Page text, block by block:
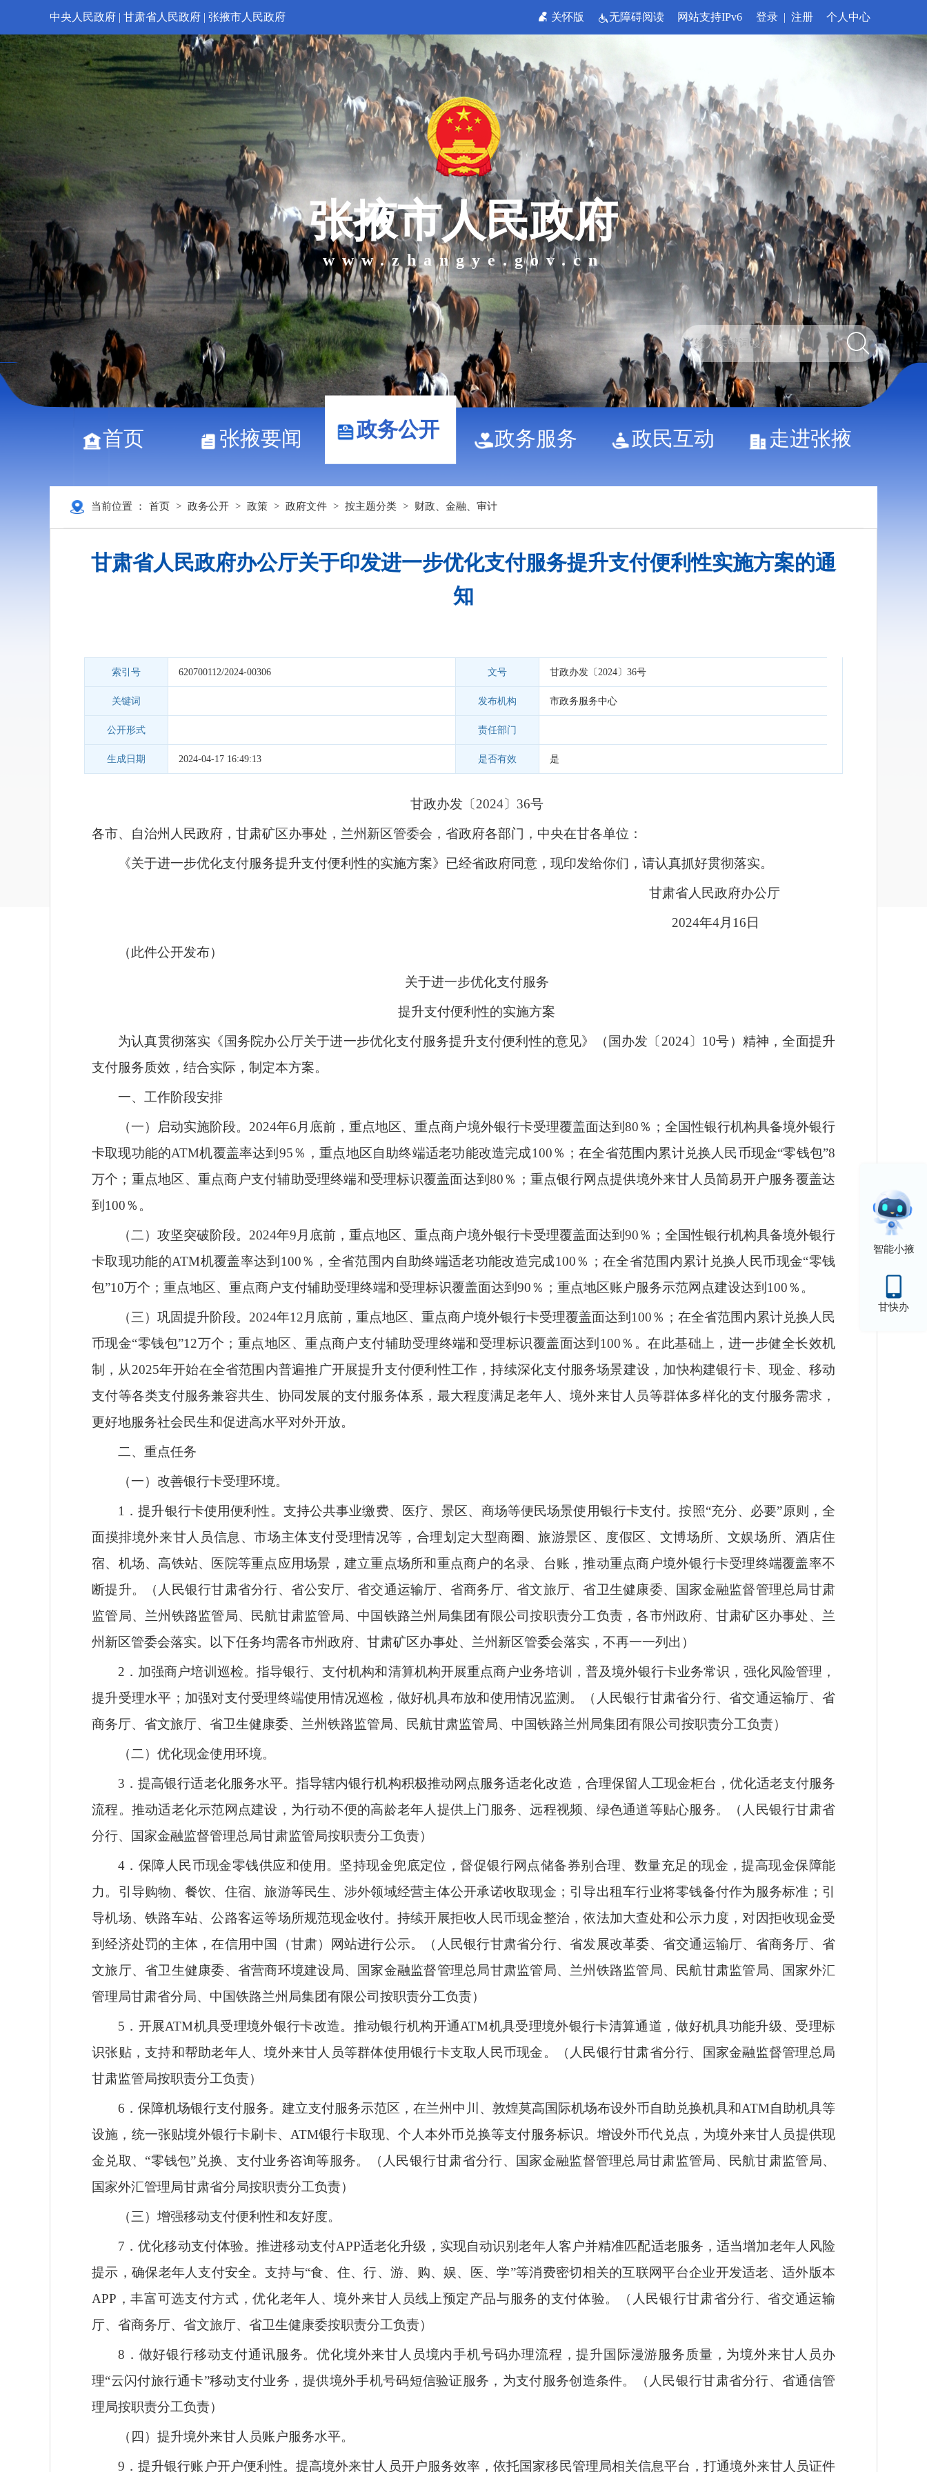
中央人民政府 | 甘肃省人民政府 | 张掖市人民政府 关怀版 无障碍阅读 网站支持IPv6 登录 | 注册 个人中心
张掖市人民政府
www.zhangye.gov.cn
首页 张掖要闻 政务公开 政务服务 政民互动 走进张掖
智能小掖
甘快办
当前位置 ： 首页 > 政务公开 > 政策 > 政府文件 > 按主题分类 > 财政、金融、审计
甘肃省人民政府办公厅关于印发进一步优化支付服务提升支付便利性实施方案的通
知
索引号 620700112/2024-00306 文号 甘政办发〔2024〕36号
关键词 发布机构 市政务服务中心
公开形式 责任部门
生成日期 2024-04-17 16:49:13 是否有效 是
甘政办发〔2024〕36号
各市、自治州人民政府，甘肃矿区办事处，兰州新区管委会，省政府各部门，中央在甘各单位：
《关于进一步优化支付服务提升支付便利性的实施方案》已经省政府同意，现印发给你们，请认真抓好贯彻落实。
甘肃省人民政府办公厅
2024年4月16日
（此件公开发布）
关于进一步优化支付服务
提升支付便利性的实施方案
为认真贯彻落实《国务院办公厅关于进一步优化支付服务提升支付便利性的意见》（国办发〔2024〕10号）精神，全面提升
支付服务质效，结合实际，制定本方案。
一、工作阶段安排
（一）启动实施阶段。 2024年6月底前，重点地区、重点商户境外银行卡受理覆盖面达到80％；全国性银行机构具备境外银行
卡取现功能的ATM机覆盖率达到95％，重点地区自助终端适老功能改造完成100％；在全省范围内累计兑换人民币现金“零钱包”8
万个；重点地区、重点商户支付辅助受理终端和受理标识覆盖面达到80％；重点银行网点提供境外来甘人员简易开户服务覆盖达
到100％。
（二）攻坚突破阶段。 2024年9月底前，重点地区、重点商户境外银行卡受理覆盖面达到90％；全国性银行机构具备境外银行
卡取现功能的ATM机覆盖率达到100％，全省范围内自助终端适老功能改造完成100％；在全省范围内累计兑换人民币现金“零钱
包”10万个；重点地区、重点商户支付辅助受理终端和受理标识覆盖面达到90％；重点地区账户服务示范网点建设达到100％。
（三）巩固提升阶段。 2024年12月底前，重点地区、重点商户境外银行卡受理覆盖面达到100％；在全省范围内累计兑换人民
币现金“零钱包”12万个；重点地区、重点商户支付辅助受理终端和受理标识覆盖面达到100％。在此基础上，进一步健全长效机
制，从2025年开始在全省范围内普遍推广开展提升支付便利性工作，持续深化支付服务场景建设，加快构建银行卡、现金、移动
支付等各类支付服务兼容共生、协同发展的支付服务体系，最大程度满足老年人、境外来甘人员等群体多样化的支付服务需求，
更好地服务社会民生和促进高水平对外开放。
二、重点任务
（一）改善银行卡受理环境。
1．提升银行卡使用便利性。支持公共事业缴费、医疗、景区、商场等便民场景使用银行卡支付。按照“充分、必要”原则，全
面摸排境外来甘人员信息、市场主体支付受理情况等，合理划定大型商圈、旅游景区、度假区、文博场所、文娱场所、酒店住
宿、机场、高铁站、医院等重点应用场景，建立重点场所和重点商户的名录、台账，推动重点商户境外银行卡受理终端覆盖率不
断提升。（人民银行甘肃省分行、省公安厅、省交通运输厅、省商务厅、省文旅厅、省卫生健康委、国家金融监督管理总局甘肃
监管局、兰州铁路监管局、民航甘肃监管局、中国铁路兰州局集团有限公司按职责分工负责，各市州政府、甘肃矿区办事处、兰
州新区管委会落实。以下任务均需各市州政府、甘肃矿区办事处、兰州新区管委会落实，不再一一列出）
2．加强商户培训巡检。指导银行、支付机构和清算机构开展重点商户业务培训，普及境外银行卡业务常识，强化风险管理，
提升受理水平；加强对支付受理终端使用情况巡检，做好机具布放和使用情况监测。（人民银行甘肃省分行、省交通运输厅、省
商务厅、省文旅厅、省卫生健康委、兰州铁路监管局、民航甘肃监管局、中国铁路兰州局集团有限公司按职责分工负责）
（二）优化现金使用环境。
3．提高银行适老化服务水平。指导辖内银行机构积极推动网点服务适老化改造，合理保留人工现金柜台，优化适老支付服务
流程。推动适老化示范网点建设，为行动不便的高龄老年人提供上门服务、远程视频、绿色通道等贴心服务。（人民银行甘肃省
分行、国家金融监督管理总局甘肃监管局按职责分工负责）
4．保障人民币现金零钱供应和使用。坚持现金兜底定位，督促银行网点储备券别合理、数量充足的现金，提高现金保障能
力。引导购物、餐饮、住宿、旅游等民生、涉外领域经营主体公开承诺收取现金；引导出租车行业将零钱备付作为服务标准；引
导机场、铁路车站、公路客运等场所规范现金收付。持续开展拒收人民币现金整治，依法加大查处和公示力度，对因拒收现金受
到经济处罚的主体，在信用中国（甘肃）网站进行公示。（人民银行甘肃省分行、省发展改革委、省交通运输厅、省商务厅、省
文旅厅、省卫生健康委、省营商环境建设局、国家金融监督管理总局甘肃监管局、兰州铁路监管局、民航甘肃监管局、国家外汇
管理局甘肃省分局、中国铁路兰州局集团有限公司按职责分工负责）
5．开展ATM机具受理境外银行卡改造。推动银行机构开通ATM机具受理境外银行卡清算通道，做好机具功能升级、受理标
识张贴，支持和帮助老年人、境外来甘人员等群体使用银行卡支取人民币现金。（人民银行甘肃省分行、国家金融监督管理总局
甘肃监管局按职责分工负责）
6．保障机场银行支付服务。建立支付服务示范区，在兰州中川、敦煌莫高国际机场布设外币自助兑换机具和ATM自助机具等
设施，统一张贴境外银行卡刷卡、ATM银行卡取现、个人本外币兑换等支付服务标识。增设外币代兑点，为境外来甘人员提供现
金兑取、“零钱包”兑换、支付业务咨询等服务。（人民银行甘肃省分行、国家金融监督管理总局甘肃监管局、民航甘肃监管局、
国家外汇管理局甘肃省分局按职责分工负责）
（三）增强移动支付便利性和友好度。
7．优化移动支付体验。推进移动支付APP适老化升级，实现自动识别老年人客户并精准匹配适老服务，适当增加老年人风险
提示，确保老年人支付安全。支持与“食、住、行、游、购、娱、医、学”等消费密切相关的互联网平台企业开发适老、适外版本
APP，丰富可选支付方式，优化老年人、境外来甘人员线上预定产品与服务的支付体验。（人民银行甘肃省分行、省交通运输
厅、省商务厅、省文旅厅、省卫生健康委按职责分工负责）
8．做好银行移动支付通讯服务。优化境外来甘人员境内手机号码办理流程，提升国际漫游服务质量，为境外来甘人员办
理“云闪付旅行通卡”移动支付业务，提供境外手机号码短信验证服务，为支付服务创造条件。（人民银行甘肃省分行、省通信管
理局按职责分工负责）
（四）提升境外来甘人员账户服务水平。
9．提升银行账户开户便利性。提高境外来甘人员开户服务效率，依托国家移民管理局相关信息平台，打通境外来甘人员证件